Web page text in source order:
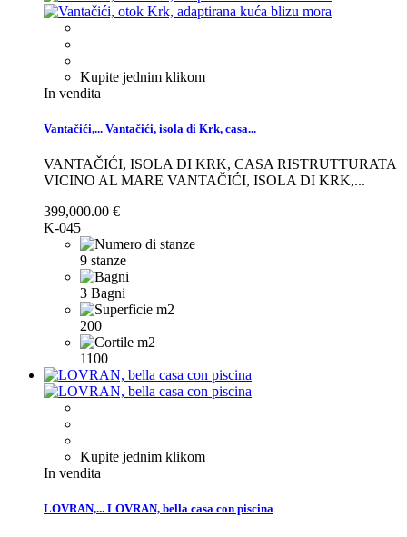
Kupite jednim klikom
In vendita
Vantačići,... Vantačići, isola di Krk, casa...
VANTAČIĆI, ISOLA DI KRK, CASA RISTRUTTURATA
VICINO AL MARE VANTAČIĆI, ISOLA DI KRK,...
399,000.00 €
K-045
9 stanze
3 Bagni
200
1100
Kupite jednim klikom
In vendita
LOVRAN,... LOVRAN, bella casa con piscina